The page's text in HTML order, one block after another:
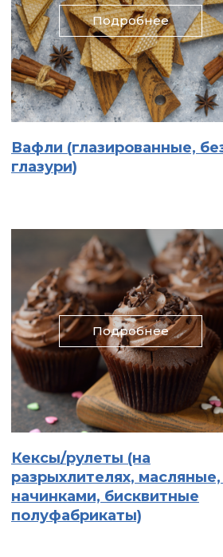
Подробнее
Вафли (глазированные,
глазури)
Подробнее
Кексы/рулеты (на
разрыхлителях, масляные,
начинками, бисквитные
полуфабрикаты)